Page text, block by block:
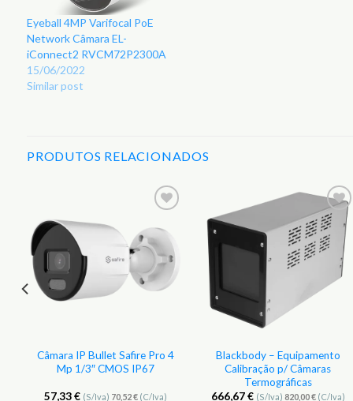
Eyeball 4MP Varifocal PoE
Network Câmara EL-
iConnect2 RVCM72P2300A
15/06/2022
Similar post
PRODUTOS RELACIONADOS
aos
Favoritos
Câmara IP Bullet Safire Pro 4
Mp 1/3″ CMOS IP67
57,33€ (S/Iva) 70,52€(C/Iva)
Adicionar
aos
Favoritos
Blackbody – Equipamento
Calibração p/ Câmaras
Termográficas
666,67€ (S/Iva) 820,00€(C/Iva)